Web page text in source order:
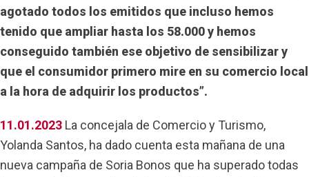
agotado todos los emitidos que incluso hemos
tenido que ampliar hasta los 58.000 y hemos
conseguido también ese objetivo de sensibilizar y
que el consumidor primero mire en su comercio local
a la hora de adquirir los productos”.
11.01.2023 La concejala de Comercio y Turismo,
Yolanda Santos, ha dado cuenta esta mañana de una
nueva campaña de Soria Bonos que ha superado todas